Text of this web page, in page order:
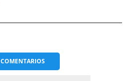
COMENTARIOS